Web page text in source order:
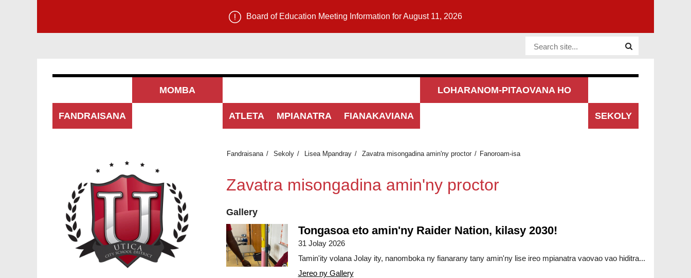
Board of Education Meeting Information for August 11, 2026
Website Site
FANDRAISANA
MOMBA
ATLETA MPIANATRA FIANAKAVIANA
LOHARANOM-PITAOVANA HO
SEKOLY
Fandraisana Sekoly Lisea Mpandray Zavatra misongadina amin'ny proctor Fanoroam-isa
Zavatra misongadina amin'ny proctor
Gallery
Tongasoa eto amin'ny Raider Nation, kilasy 2030!
31 Jolay 2026
Tamin'ity volana Jolay ity, nanomboka ny fianarany tany amin'ny lise ireo mpianatra vaovao vao hiditra...
Jereo ny Gallery